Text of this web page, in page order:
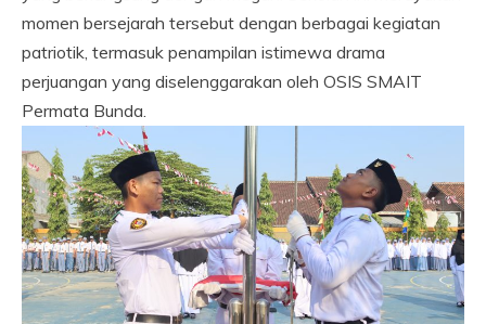
momen bersejarah tersebut dengan berbagai kegiatan
patriotik, termasuk penampilan istimewa drama
perjuangan yang diselenggarakan oleh OSIS SMAIT
Permata Bunda.